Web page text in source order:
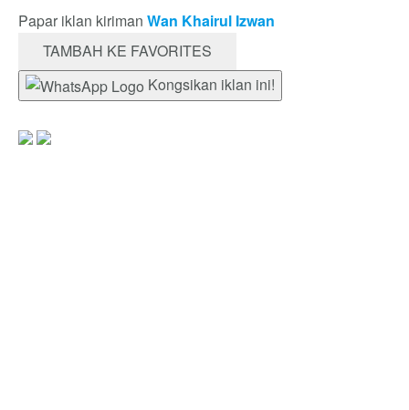
Papar iklan kiriman Wan Khairul Izwan
TAMBAH KE FAVORITES
Kongsikan iklan ini!